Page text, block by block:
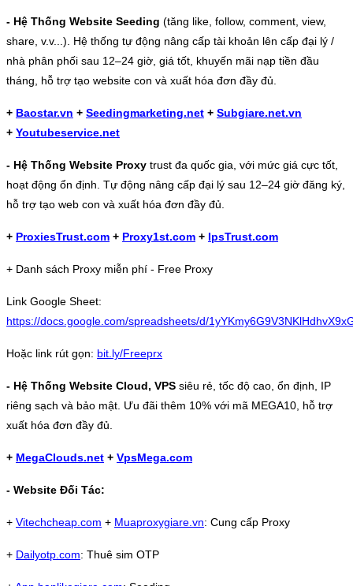
- Hệ Thống Website Seeding (tăng like, follow, comment, view,
share, v.v...). Hệ thống tự động nâng cấp tài khoản lên cấp đại lý /
nhà phân phối sau 12–24 giờ, giá tốt, khuyến mãi nạp tiền đầu
tháng, hỗ trợ tạo website con và xuất hóa đơn đầy đủ.
+ Baostar.vn + Seedingmarketing.net + Subgiare.net.vn
+ Youtubeservice.net
- Hệ Thống Website Proxy trust đa quốc gia, với mức giá cực tốt,
hoạt động ổn định. Tự động nâng cấp đại lý sau 12–24 giờ đăng ký,
hỗ trợ tạo web con và xuất hóa đơn đầy đủ.
+ ProxiesTrust.com + Proxy1st.com + IpsTrust.com
+ Danh sách Proxy miễn phí - Free Proxy
Link Google Sheet:
https://docs.google.com/spreadsheets/d/
Hoặc link rút gọn: bit.ly/Freeprx
- Hệ Thống Website Cloud, VPS siêu rẻ, tốc độ cao, ổn định, IP
riêng sạch và bảo mật. Ưu đãi thêm 10% với mã MEGA10, hỗ trợ
xuất hóa đơn đầy đủ.
+ MegaClouds.net + VpsMega.com
- Website Đối Tác:
+ Vitechcheap.com + Muaproxygiare.vn: Cung cấp Proxy
+ Dailyotp.com: Thuê sim OTP